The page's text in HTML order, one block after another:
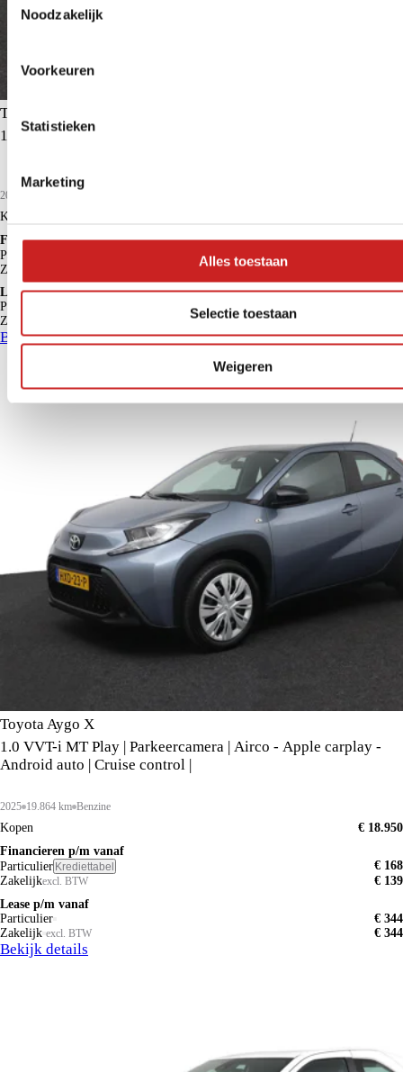
Noodzakelijk
Voorkeuren
Statistieken
Marketing
Alles toestaan
Selectie toestaan
Weigeren
Toyota Aygo X
1.0 VVT-i MT Play | Apple Carplay/Android Auto |
2024
Kopen
Financieren p/m vanaf
Particulier
Zakelijk
Lease p/m vanaf
Particulier
Zakelijk
Bekijk details
Toyota Aygo X
1.0 VVT-i MT Play | Parkeercamera | Airco - Apple carplay -
Android auto | Cruise control |
2025 19.864 km Benzine
Kopen
€ 18.950
Financieren p/m vanaf
Particulier Krediettabel
€ 168
Zakelijkexcl. BTW
€ 139
Lease p/m vanaf
Particulier
€ 344
Zakelijk excl. BTW € 344
Bekijk details